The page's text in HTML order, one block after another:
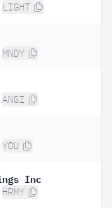
LIGHT
MNDY
ANGI
YOU
Inc
HRMY